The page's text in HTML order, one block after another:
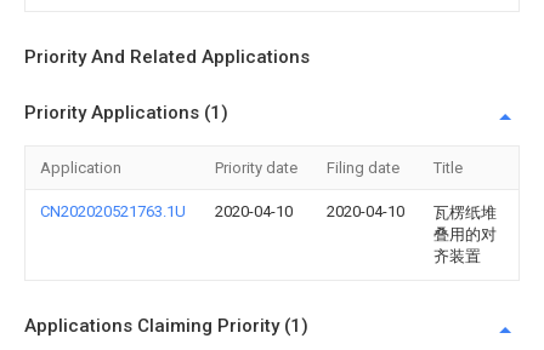
Priority And Related Applications
Priority Applications (1)
Application Priority date Filing date Title
CN202020521763.1U 2020-04-10 2020-04-10
瓦楞纸堆
叠用的对
齐装置
Applications Claiming Priority (1)